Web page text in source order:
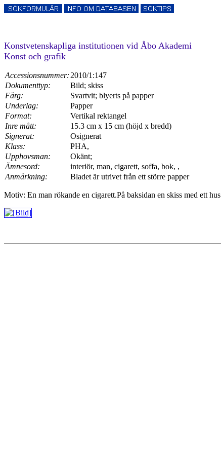
Konstvetenskapliga institutionen vid Åbo Akademi
Konst och grafik
Accessionsnummer: 2010/1:147
Dokumenttyp:
Bild; skiss
Färg:
Svartvit; blyerts på papper
Underlag:
Papper
Format:
Vertikal rektangel
Inre mått:
15.3 cm x 15 cm (höjd x bredd)
Signerat:
Osignerat
Klass:
PHA,
Upphovsman:
Okänt;
Ämnesord:
interiör, man, cigarett, soffa, bok, ,
Anmärkning:
Bladet är utrivet från ett större papper
Motiv: En man rökande en cigarett.På baksidan en skiss med ett hus